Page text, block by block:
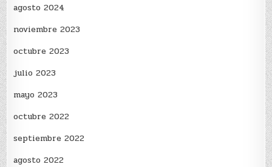
agosto 2024
noviembre 2023
octubre 2023
julio 2023
mayo 2023
octubre 2022
septiembre 2022
agosto 2022